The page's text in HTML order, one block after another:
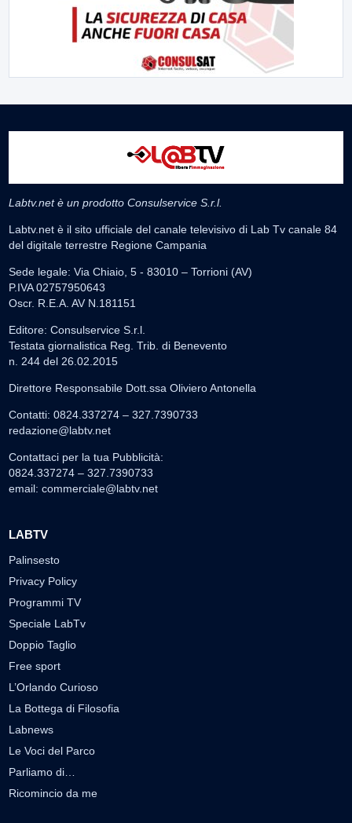
Labtv.net è un prodotto Consulservice S.r.l.
Labtv.net è il sito ufficiale del canale televisivo di Lab Tv canale 84
del digitale terrestre Regione Campania
Sede legale: Via Chiaio, 5 - 83010 – Torrioni (AV)
P.IVA 02757950643
Oscr. R.E.A. AV N.181151
Editore: Consulservice S.r.l.
Testata giornalistica Reg. Trib. di Benevento
n. 244 del 26.02.2015
Direttore Responsabile Dott.ssa Oliviero Antonella
Contatti: 0824.337274 – 327.7390733
redazione@labtv.net
Contattaci per la tua Pubblicità:
0824.337274 – 327.7390733
email: commerciale@labtv.net
LABTV
Palinsesto
Privacy Policy
Programmi TV
Speciale LabTv
Doppio Taglio
Free sport
L’Orlando Curioso
La Bottega di Filosofia
Labnews
Le Voci del Parco
Parliamo di…
Ricomincio da me